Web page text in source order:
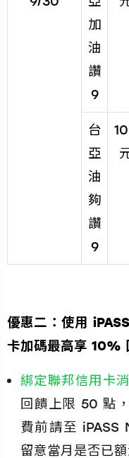
加
油
讚
9
台
亞
油
夠
讚
9
優惠二：使用
卡加碼最高享 10%
綁定聯邦信用卡
回饋上限 50 點
費前請至 iPASS
留意當月是否已額